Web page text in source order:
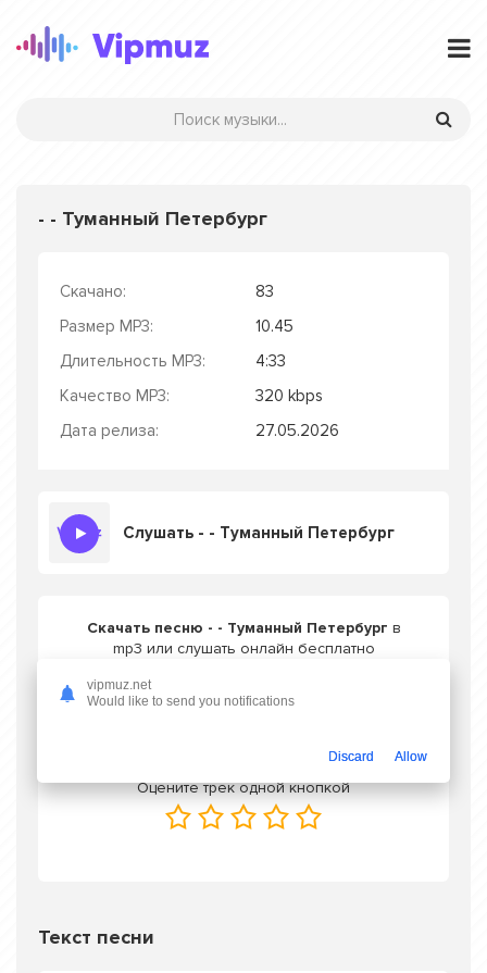
- - Туманный Петербург
Скачано:
83
Размер MP3:
10.45
Длительность MP3:
4:33
Качество MP3:
320 kbps
Дата релиза:
27.05.2026
Слушать - - Туманный Петербург
Скачать песню - - Туманный Петербург в
mp3 или слушать онлайн бесплатно
Оцените трек одной кнопкой
Текст песни
vipmuz.net
Would like to send you notifications
Discard Allow